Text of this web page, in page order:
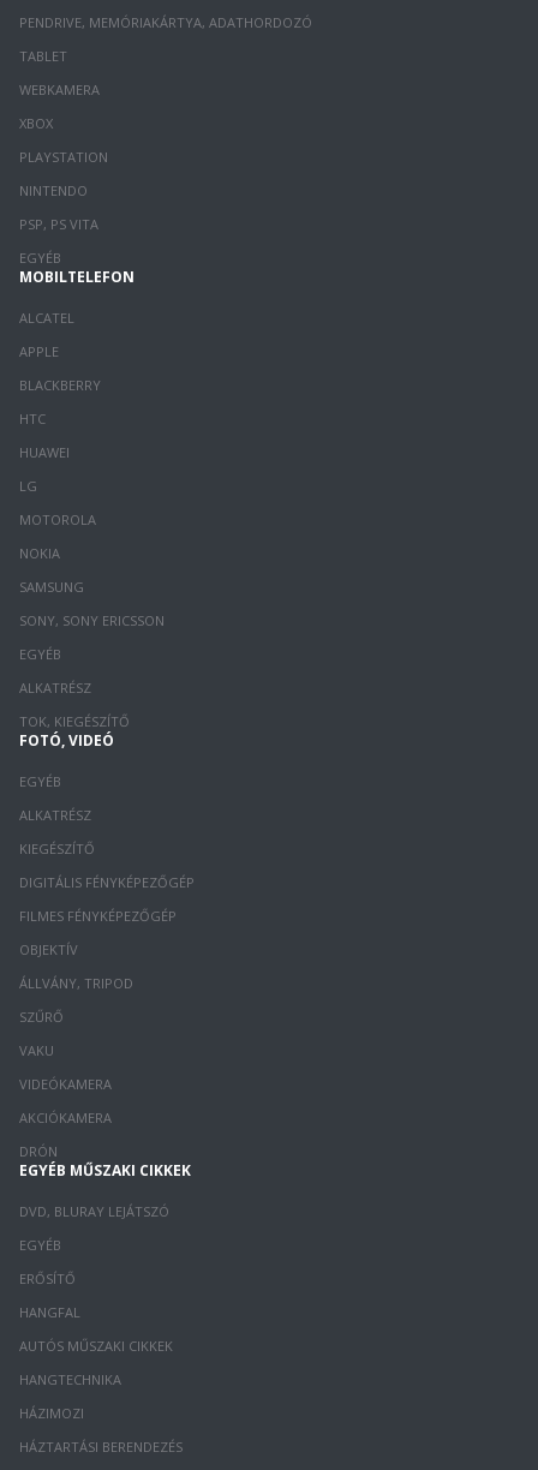
PENDRIVE, MEMÓRIAKÁRTYA, ADATHORDOZÓ
TABLET
WEBKAMERA
XBOX
PLAYSTATION
NINTENDO
PSP, PS VITA
EGYÉB
MOBILTELEFON
ALCATEL
APPLE
BLACKBERRY
HTC
HUAWEI
LG
MOTOROLA
NOKIA
SAMSUNG
SONY, SONY ERICSSON
EGYÉB
ALKATRÉSZ
TOK, KIEGÉSZÍTŐ
FOTÓ, VIDEÓ
EGYÉB
ALKATRÉSZ
KIEGÉSZÍTŐ
DIGITÁLIS FÉNYKÉPEZŐGÉP
FILMES FÉNYKÉPEZŐGÉP
OBJEKTÍV
ÁLLVÁNY, TRIPOD
SZŰRŐ
VAKU
VIDEÓKAMERA
AKCIÓKAMERA
DRÓN
EGYÉB MŰSZAKI CIKKEK
DVD, BLURAY LEJÁTSZÓ
EGYÉB
ERŐSÍTŐ
HANGFAL
AUTÓS MŰSZAKI CIKKEK
HANGTECHNIKA
HÁZIMOZI
HÁZTARTÁSI BERENDEZÉS